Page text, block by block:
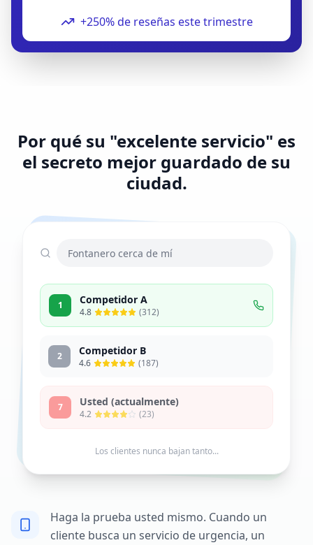
+250% de reseñas este trimestre
Por qué su "excelente servicio" es
el secreto mejor guardado de su
ciudad.
Haga la prueba usted mismo. Cuando un
cliente busca un servicio de urgencia, un
Fontanero cerca de mí
1 Competidor A
4.8 (312)
2 Competidor B
4.6 (187)
7 Usted (actualmente)
4.2 (23)
Los clientes nunca bajan tanto...